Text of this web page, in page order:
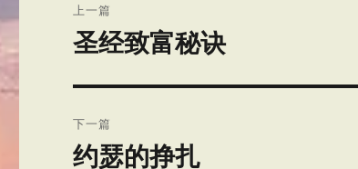
章
上一篇
上
文
圣经致富秘诀
下一篇
下
约瑟的挣扎